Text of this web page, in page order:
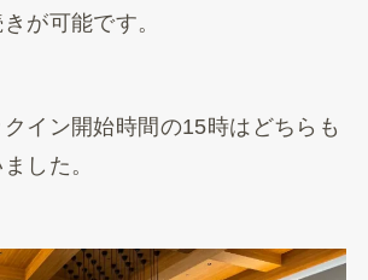
が可能です。
イン開始時間の15時はどちらも
した。